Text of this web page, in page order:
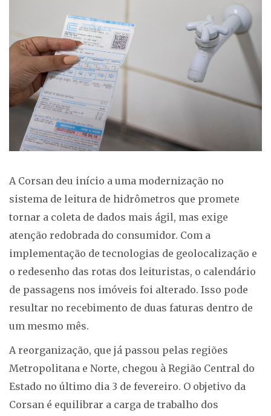
A Corsan deu início a uma modernização no
sistema de leitura de hidrômetros que promete
tornar a coleta de dados mais ágil, mas exige
atenção redobrada do consumidor. Com a
implementação de tecnologias de geolocalização e
o redesenho das rotas dos leituristas, o calendário
de passagens nos imóveis foi alterado. Isso pode
resultar no recebimento de duas faturas dentro de
um mesmo mês.
A reorganização, que já passou pelas regiões
Metropolitana e Norte, chegou à Região Central do
Estado no último dia 3 de fevereiro. O objetivo da
Corsan é equilibrar a carga de trabalho dos